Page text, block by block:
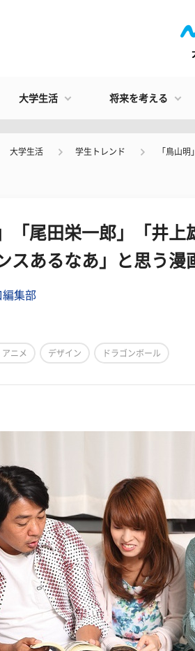
大学生活 将来を考える
大学生活 学生トレンド 「鳥山
「尾田栄一郎」「井上
スあるなあ」と思う漫
編集部
アニメ デザイン ドラゴンボール